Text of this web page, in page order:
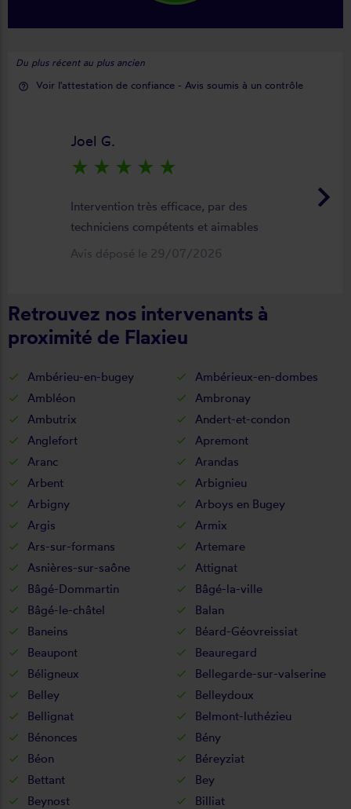
Du plus récent au plus ancien
help_outline Voir l'attestation de confiance - Avis soumis à un contrôle
keyboard_arrow_right
Joel G.
star_rate star_rate star_rate star_rate star_rate
Intervention très efficace, par des
techniciens compétents et aimables
Avis déposé le 29/07/2026
Retrouvez nos intervenants à
proximité de Flaxieu
Ambérieu-en-bugey
Ambérieux-en-dombes
Ambléon
Ambronay
Ambutrix
Andert-et-condon
Anglefort
Apremont
Aranc
Arandas
Arbent
Arbignieu
Arbigny
Arboys en Bugey
Argis
Armix
Ars-sur-formans
Artemare
Asnières-sur-saône
Attignat
Bâgé-Dommartin
Bâgé-la-ville
Bâgé-le-châtel
Balan
Baneins
Béard-Géovreissiat
Beaupont
Beauregard
Béligneux
Bellegarde-sur-valserine
Belley
Belleydoux
Bellignat
Belmont-luthézieu
Bénonces
Bény
Béon
Béreyziat
Bettant
Bey
Beynost
Billiat